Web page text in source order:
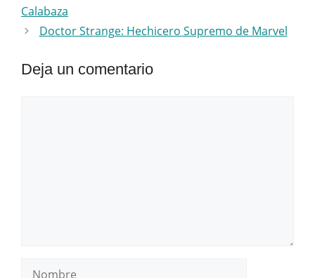
Calabaza
Doctor Strange: Hechicero Supremo de Marvel
Deja un comentario
Nombre